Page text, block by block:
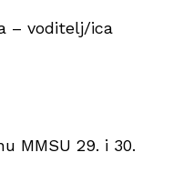
– voditelj/ica
MMSU 29. i 30.